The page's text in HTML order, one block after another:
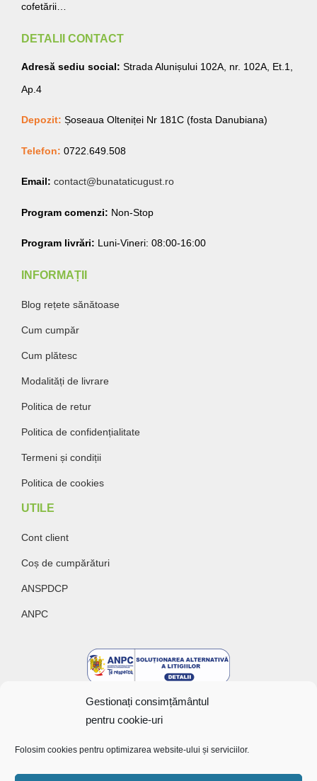
Gestionați consimțământul
pentru cookie-uri
Folosim cookies pentru optimizarea website-ului și serviciilor.
cofetării…
DETALII CONTACT
Adresă sediu social: Strada Alunișului 102A, nr. 102A, Et.1,
Ap.4
Depozit: Șoseaua Olteniței Nr 181C (fosta Danubiana)
Telefon: 0722.649.508
Email: contact@bunataticugust.ro
Program comenzi: Non-Stop
Program livrări: Luni-Vineri: 08:00-16:00
INFORMAȚII
Blog rețete sănătoase
Cum cumpăr
Cum plătesc
Modalități de livrare
Politica de retur
Politica de confidențialitate
Termeni și condiții
Politica de cookies
UTILE
Cont client
Coș de cumpărături
ANSPDCP
ANPC